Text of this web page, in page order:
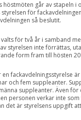
höstmöten går av stapeln i
för
så beslutit.
för två år i samband
styrelsen inte förrättas,
form fram till hösten
fackavdelningsstyrelse
och fem suppleanter.
suppleanter. Även
personen verkar inte som
det är styrelsens uppgift